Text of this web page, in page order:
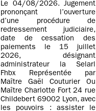
Le 04/08/2026. Jugement
prononçant l’ouverture
d’une procédure de
redressement judiciaire,
date de cessation des
paiements le 15 juillet
2026, désignant
administrateur la Selarl
Fhbx Représentée par
Maître Gaël Couturier Ou
Maître Charlotte Fort 24 rue
Childebert 69002 Lyon, avec
les pouvoirs : assister le